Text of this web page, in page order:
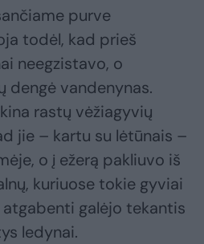
purve
todėl, kad prieš
neegzistavo, o
dengė vandenynas.
rastų vėžiagyvių
jie – kartu su lėtūnais –
o į ežerą pakliuvo iš
kuriuose tokie gyviai
galėjo tekantis
ledynai.